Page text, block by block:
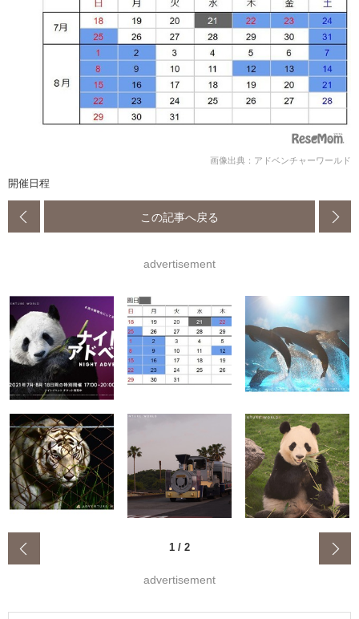
画像出典：アドベンチャーワールド
開催日程
この記事へ戻る
advertisement
1 / 2
advertisement